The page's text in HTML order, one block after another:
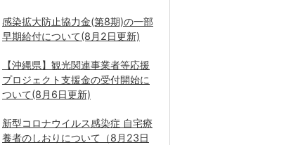
感染拡大防止協力金(第8期)の一部
早期給付について(8月2日更新)
【沖縄県】観光関連事業者等応援
プロジェクト支援金の受付開始に
ついて(8月6日更新)
新型コロナウイルス感染症 自宅療
養者のしおりについて（8月23日